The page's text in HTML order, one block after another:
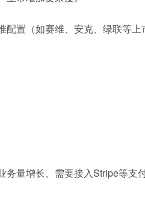
配置（如赛维、安克、绿联等
量增长、需要接入Stripe等支